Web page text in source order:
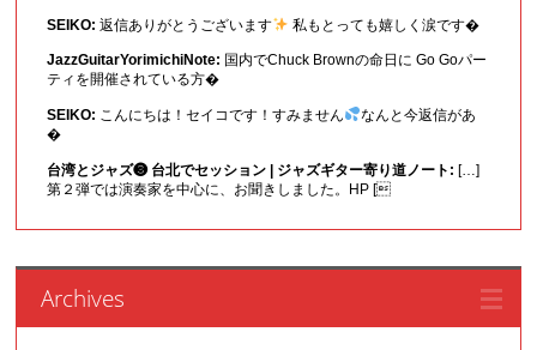
SEIKO: 返信ありがとうございます 私もとっても嬉しく涙です�
JazzGuitarYorimichiNote: 国内でChuck Brownの命日に Go Goパー
ティを開催されている方�
SEIKO: こんにちは！セイコです！すみません
なんと今返信があ
�
台湾とジャズ❸ 台北でセッション | ジャズギター寄り道ノート: […]
第２弾では演奏家を中心に、お聞きしました。HP [
Archives